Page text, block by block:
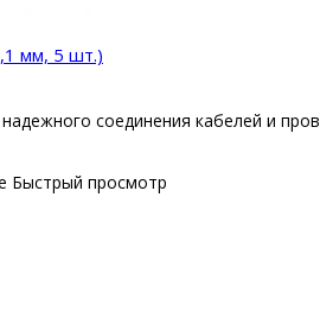
мм, 5 шт.)
соединения кабелей и
Быстрый просмотр